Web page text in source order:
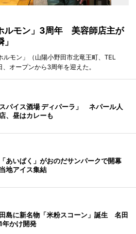
ルモン」3周年 美容師店主が
モン」（山陽小野田市北竜王町、TEL
オープンから3周年を迎えた。
パイス酒場 ディパーラ」 ネパール人
、昼はカレーも
あいぱく」がおのだサンパークで開幕
地アイス集結
島に新名物「米粉スコーン」誕生 名田
年かけ開発